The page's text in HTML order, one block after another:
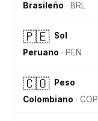
Brasileño · BRL
🇵🇪 Sol
Peruano · PEN
🇨🇴
Peso
Colombiano ·COP